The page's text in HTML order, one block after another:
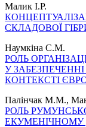
Малик І.Р.
СКЛАДОВОЇ
Наумкіна С.М.
РОЛЬ
У
КОНТЕКСТІ
Палінчак М.М.,
РОЛЬ
ЕКУМЕНІЧНОМУ